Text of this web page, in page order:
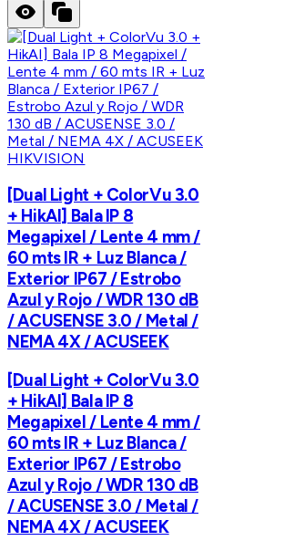
HIKVISION
[Dual Light + ColorVu 3.0
+ HikAI] Bala IP 8
Megapixel / Lente 4 mm /
60 mts IR + Luz Blanca /
Exterior IP67 / Estrobo
Azul y Rojo / WDR 130 dB
/ ACUSENSE 3.0 / Metal /
NEMA 4X / ACUSEEK
[Dual Light + ColorVu 3.0
+ HikAI] Bala IP 8
Megapixel / Lente 4 mm /
60 mts IR + Luz Blanca /
Exterior IP67 / Estrobo
Azul y Rojo / WDR 130 dB
/ ACUSENSE 3.0 / Metal /
NEMA 4X / ACUSEEK